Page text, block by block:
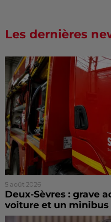
Les dernières
5 août 2026
Deux-Sèvres : grave
voiture et un minibus